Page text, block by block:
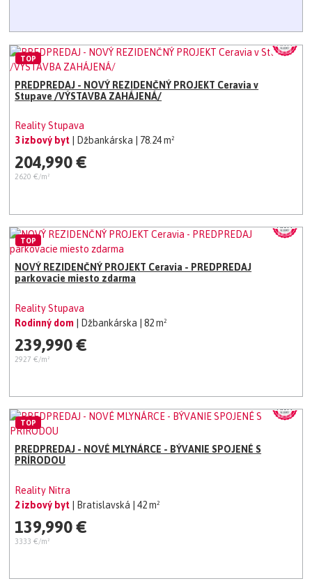
PREDPREDAJ - NOVÝ REZIDENČNÝ PROJEKT Ceravia v
Stupave /VÝSTAVBA ZAHÁJENÁ/
Reality Stupava
3 izbový byt
| Džbankárska | 78.24 m²
204,990 €
2620 €/m²
TOP
NOVÝ REZIDENČNÝ PROJEKT Ceravia - PREDPREDAJ
parkovacie miesto zdarma
Reality Stupava
Rodinný dom | Džbankárska | 82 m²
239,990 €
2927 €/m²
TOP
PREDPREDAJ - NOVÉ MLYNÁRCE - BÝVANIE SPOJENÉ S
PRÍRODOU
Reality Nitra
2 izbový byt
| Bratislavská | 42 m²
139,990 €
3333 €/m²
TOP